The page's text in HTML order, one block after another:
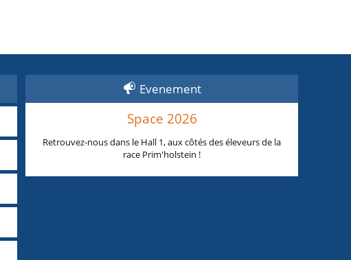
Evenement
Space 2026
Retrouvez-nous dans le Hall 1, aux côtés des éleveurs de la
race Prim'holstein !